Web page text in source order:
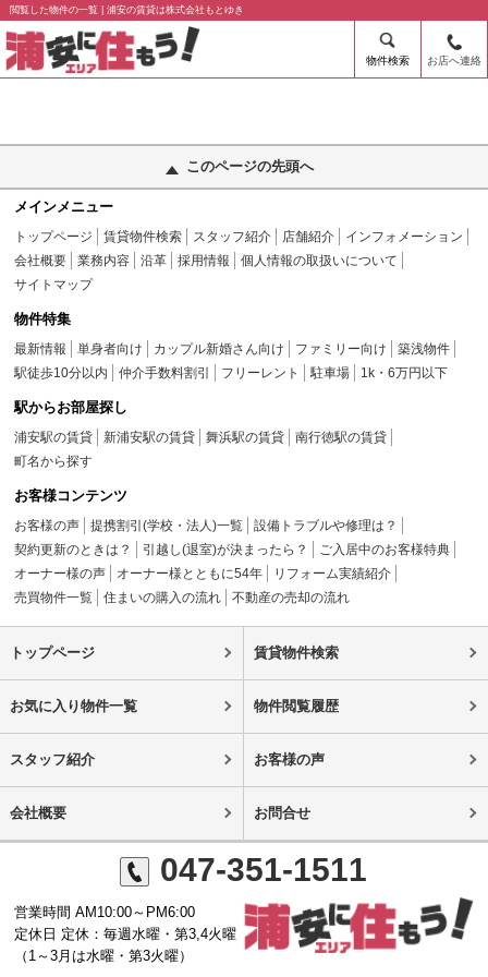
閲覧した物件の一覧 | 浦安の賃貸は株式会社もとゆき
物件検索 お店へ連絡
このページの先頭へ
メインメニュー
トップページ 賃貸物件検索 スタッフ紹介 店舗紹介
インフォメーション
会社概要
業務内容 沿革 採用情報
個人情報の取扱いについて
サイトマップ
物件特集
最新情報 単身者向け カップル新婚さん向け ファミリー向け
築浅物件
駅徒歩10分以内
仲介手数料割引 フリーレント 駐車場 1k・6万円以下
駅からお部屋探し
浦安駅の賃貸 新浦安駅の賃貸 舞浜駅の賃貸
南行徳駅の賃貸
町名から探す
お客様コンテンツ
お客様の声 提携割引(学校・法人)一覧
設備トラブルや修理は？
契約更新のときは？
引越し(退室)が決まったら？
ご入居中のお客様特典
オーナー様の声
オーナー様とともに54年
リフォーム実績紹介
売買物件一覧
住まいの購入の流れ 不動産の売却の流れ
トップページ 賃貸物件検索
お気に入り物件一覧 物件閲覧履歴
スタッフ紹介 お客様の声
会社概要 お問合せ
047-351-1511
営業時間 AM10:00～PM6:00
定休日 定休：毎週水曜・第3,4火曜
（1～3月は水曜・第3火曜）